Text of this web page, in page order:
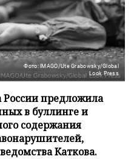
Фото: IMAGO/Ute Grabowsky/Global
Look Press
России предложила
в буллинге и
содержания
Каткова.